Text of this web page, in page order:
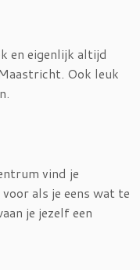
en eigenlijk altijd
Ook leuk
vind je
als je eens wat te
je jezelf een